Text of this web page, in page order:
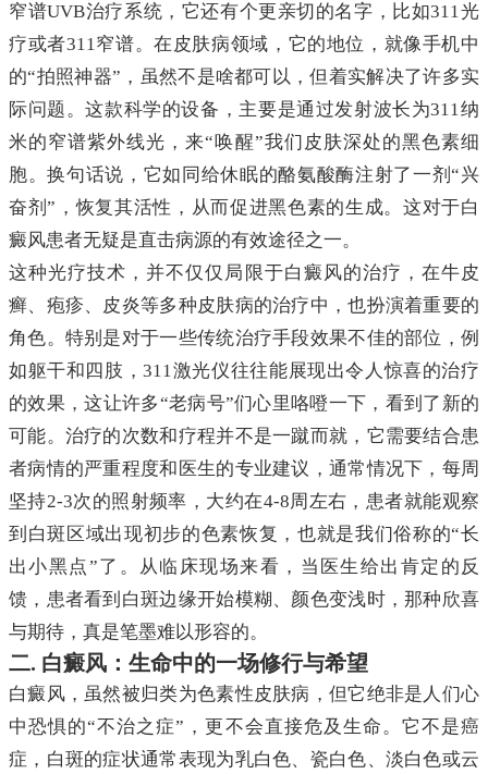
窄谱UVB治疗系统，它还有个更亲切的名字，比如311光
疗或者311窄谱。在皮肤病领域，它的地位，就像手机中
的“拍照神器”，虽然不是啥都可以，但着实解决了许多实
际问题。这款科学的设备，主要是通过发射波长为311纳
米的窄谱紫外线光，来“唤醒”我们皮肤深处的黑色素细
胞。换句话说，它如同给休眠的酪氨酸酶注射了一剂“兴
奋剂”，恢复其活性，从而促进黑色素的生成。这对于白
癜风患者无疑是直击病源的有效途径之一。
这种光疗技术，并不仅仅局限于白癜风的治疗，在牛皮
癣、疱疹、皮炎等多种皮肤病的治疗中，也扮演着重要的
角色。特别是对于一些传统治疗手段效果不佳的部位，例
如躯干和四肢，311激光仪往往能展现出令人惊喜的治疗
的效果，这让许多“老病号”们心里咯噔一下，看到了新的
可能。治疗的次数和疗程并不是一蹴而就，它需要结合患
者病情的严重程度和医生的专业建议，通常情况下，每周
坚持2-3次的照射频率，大约在4-8周左右，患者就能观察
到白斑区域出现初步的色素恢复，也就是我们俗称的“长
出小黑点”了。从临床现场来看，当医生给出肯定的反
馈，患者看到白斑边缘开始模糊、颜色变浅时，那种欣喜
与期待，真是笔墨难以形容的。
二. 白癜风：生命中的一场修行与希望
白癜风，虽然被归类为色素性皮肤病，但它绝非是人们心
中恐惧的“不治之症”，更不会直接危及生命。它不是癌
症，白斑的症状通常表现为乳白色、瓷白色、淡白色或云